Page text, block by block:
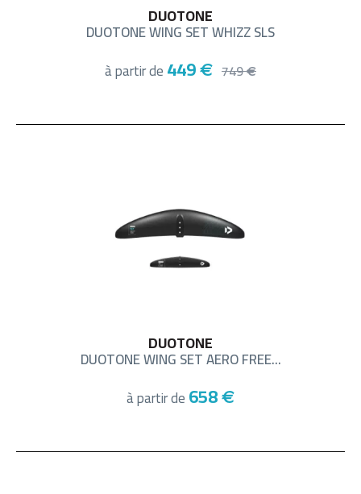
DUOTONE
DUOTONE WING SET WHIZZ SLS
à partir de449 € 749€
DUOTONE
DUOTONE WING SET AERO FREE...
à partir de658 €